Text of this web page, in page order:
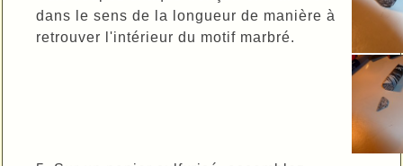
dans le sens de la longueur de manière à
retrouver l'intérieur du motif marbré.